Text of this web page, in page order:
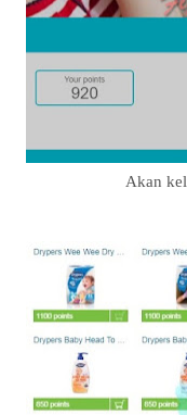
Akan